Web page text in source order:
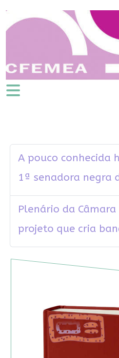
A pouco conhecida
1ª senadora negra
Plenário da
projeto que cria